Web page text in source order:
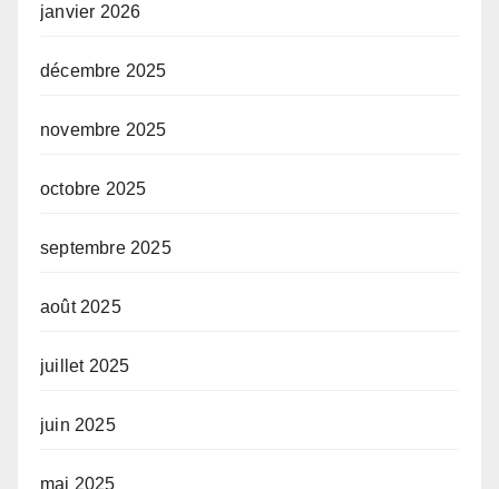
janvier 2026
décembre 2025
novembre 2025
octobre 2025
septembre 2025
août 2025
juillet 2025
juin 2025
mai 2025